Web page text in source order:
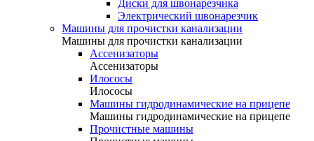
Диски для швонарезчика
Электрический швонарезчик
Машины для прочистки канализации
Машины для прочистки канализации
Ассенизаторы
Ассенизаторы
Илососы
Илососы
Машины гидродинамические на прицепе
Машины гидродинамические на прицепе
Прочистные машины